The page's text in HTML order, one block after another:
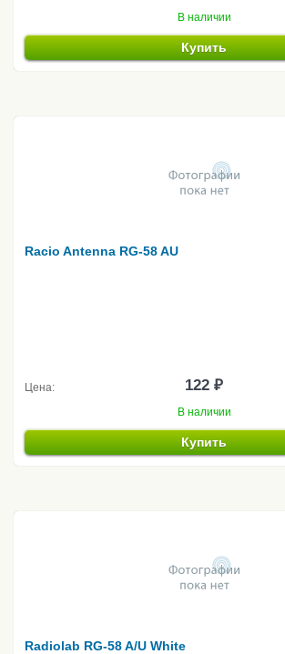
В наличии
Купить
Racio Antenna RG-58 AU
Цена: 122 ₽
В наличии
Купить
Radiolab RG-58 A/U White